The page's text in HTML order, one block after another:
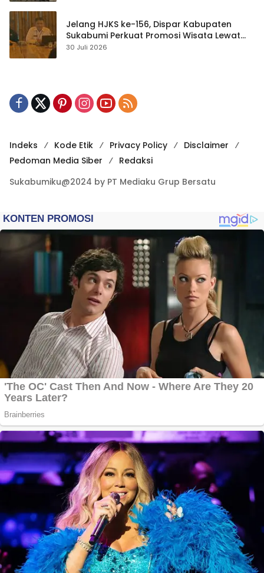
Jelang HJKS ke-156, Dispar Kabupaten
Sukabumi Perkuat Promosi Wisata Lewat
Publikasi Digital
30 Juli 2026
Indeks Kode Etik Privacy Policy
Disclaimer
Pedoman Media Siber
Redaksi
Sukabumiku@2024 by PT Mediaku Grup Bersatu